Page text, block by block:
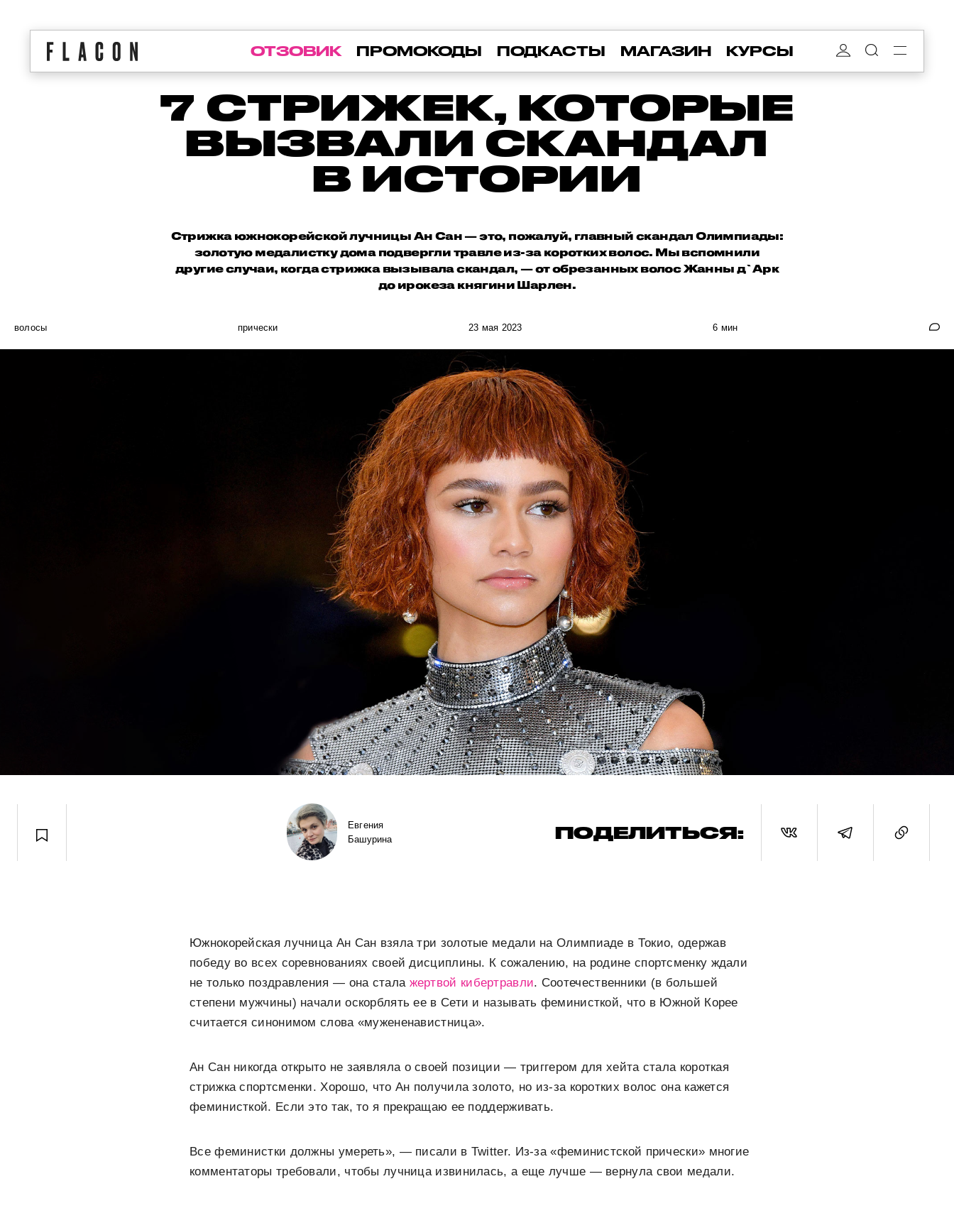
ОТЗОВИК ПРОМОКОДЫ ПОДКАСТЫ МАГАЗИН КУРСЫ
7 СТРИЖЕК, КОТОРЫЕ
ВЫЗВАЛИ СКАНДАЛ
В ИСТОРИИ
Стрижка южнокорейской лучницы Ан Сан — это, пожалуй, главный скандал Олимпиады:
золотую медалистку дома подвергли травле из-за коротких волос. Мы вспомнили
другие случаи, когда стрижка вызывала скандал, — от обрезанных волос Жанны д`Арк
до ирокеза княгини Шарлен.
волосы прически 23 мая 2023 6 мин
Евгения
Башурина
ПОДЕЛИТЬСЯ:
Южнокорейская лучница Ан Сан взяла три золотые медали на Олимпиаде в Токио, одержав
победу во всех соревнованиях своей дисциплины. К сожалению, на родине спортсменку ждали
не только поздравления — она стала жертвой кибертравли. Соотечественники (в большей
степени мужчины) начали оскорблять ее в Сети и называть феминисткой, что в Южной Корее
считается синонимом слова «мужененавистница».
Ан Сан никогда открыто не заявляла о своей позиции — триггером для хейта стала короткая
стрижка спортсменки. Хорошо, что Ан получила золото, но из-за коротких волос она кажется
феминисткой. Если это так, то я прекращаю ее поддерживать.
Все феминистки должны умереть», — писали в Twitter. Из-за «феминистской прически» многие
комментаторы требовали, чтобы лучница извинилась, а еще лучше — вернула свои медали.